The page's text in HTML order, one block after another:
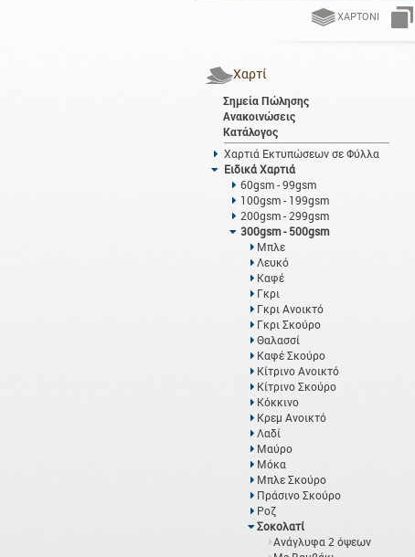
ΧΑΡΤΌΝΙ
Χαρτί
Σημεία Πώλησης
Ανακοινώσεις
Κατάλογος
Χαρτιά Εκτυπώσεων σε Φύλλα
Ειδικά Χαρτιά
60gsm - 99gsm
100gsm - 199gsm
200gsm - 299gsm
300gsm - 500gsm
Μπλε
Λευκό
Καφέ
Γκρι
Γκρι Ανοικτό
Γκρι Σκούρο
Θαλασσί
Καφέ Σκούρο
Κίτρινο Ανοικτό
Κίτρινο Σκούρο
Κόκκινο
Κρεμ Ανοικτό
Λαδί
Μαύρο
Μόκα
Μπλε Σκούρο
Πράσινο Σκούρο
Ροζ
Σοκολατί
Ανάγλυφα 2 όψεων